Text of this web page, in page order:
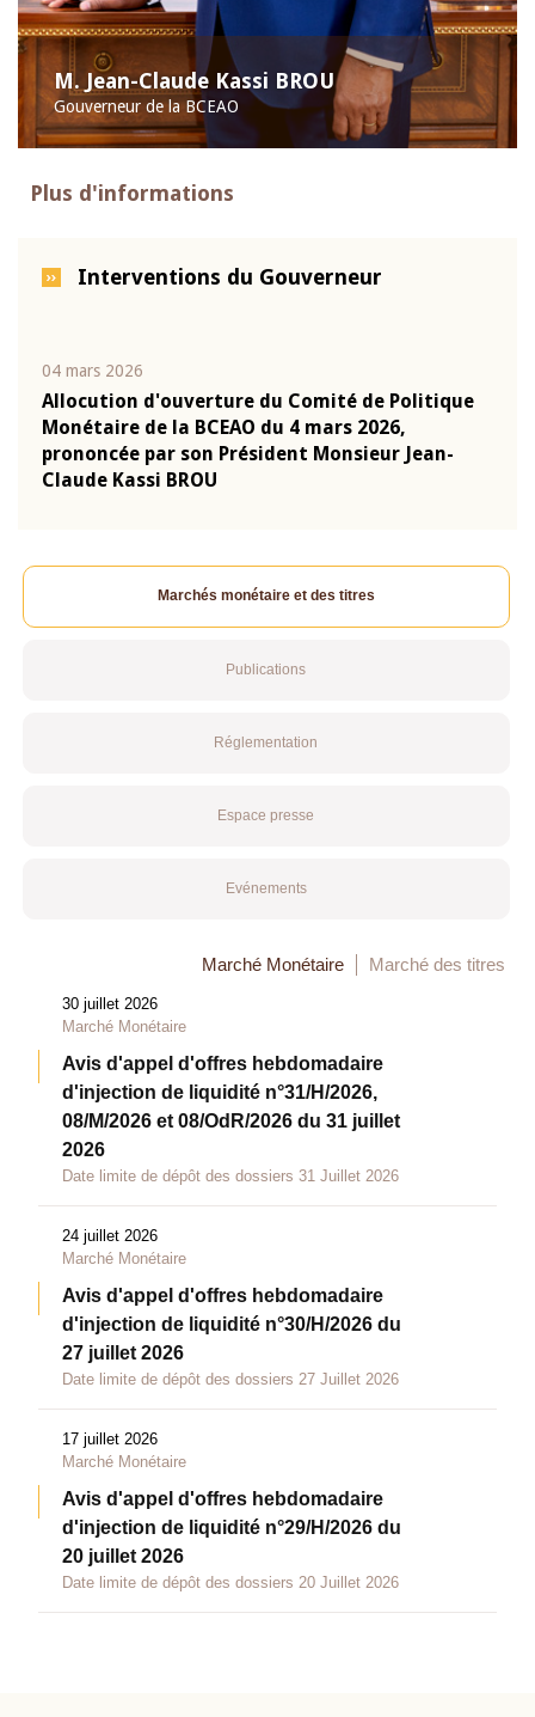
M. Jean-Claude Kassi BROU
Gouverneur de la BCEAO
Plus d'informations
Interventions du Gouverneur
04 mars 2026
Allocution d'ouverture du Comité de Politique
Monétaire de la BCEAO du 4 mars 2026,
prononcée par son Président Monsieur Jean-
Claude Kassi BROU
Marchés monétaire et des titres
Publications
Réglementation
Espace presse
Evénements
Marché Monétaire Marché des titres
30 juillet 2026
Marché Monétaire
Avis d'appel d'offres hebdomadaire
d'injection de liquidité n°31/H/2026,
08/M/2026 et 08/OdR/2026 du 31 juillet
2026
Date limite de dépôt des dossiers 31 Juillet 2026
24 juillet 2026
Marché Monétaire
Avis d'appel d'offres hebdomadaire
d'injection de liquidité n°30/H/2026 du
27 juillet 2026
Date limite de dépôt des dossiers 27 Juillet 2026
17 juillet 2026
Marché Monétaire
Avis d'appel d'offres hebdomadaire
d'injection de liquidité n°29/H/2026 du
20 juillet 2026
Date limite de dépôt des dossiers 20 Juillet 2026